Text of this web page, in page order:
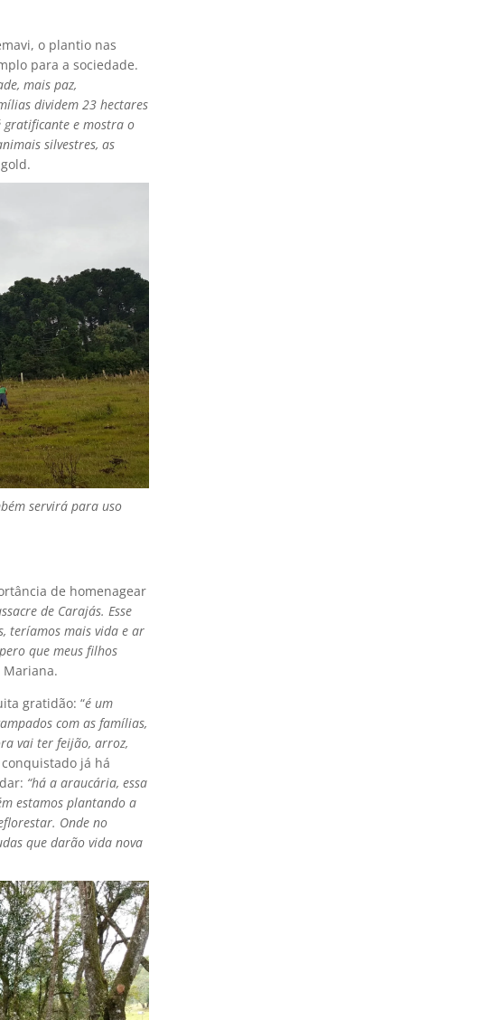
o plantio nas
para a sociedade.
mais paz,
dividem 23 hectares
gratificante e mostra o
silvestres, as
servirá para uso
de homenagear
de Carajás. Esse
teríamos mais vida e ar
que meus filhos
Mariana.
gratidão: “é um
com as famílias,
vai ter feijão, arroz,
já há
“há a araucária, essa
estamos plantando a
Onde no
que darão vida nova